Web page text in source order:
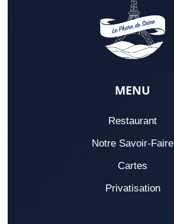
MENU
Restaurant
Notre Savoir-Faire
Cartes
Privatisation